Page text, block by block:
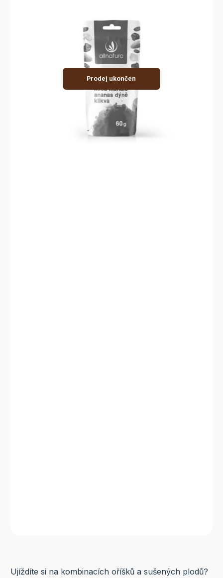
Prodej ukončen
Ujíždíte si na kombinacích oříšků a sušených plodů?